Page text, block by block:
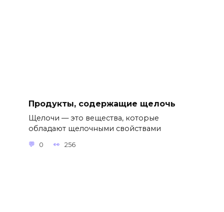
Продукты, содержащие щелочь
Щелочи — это вещества, которые
обладают щелочными свойствами
0 256